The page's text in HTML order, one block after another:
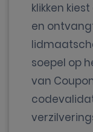
klikken
en
soepel op
van